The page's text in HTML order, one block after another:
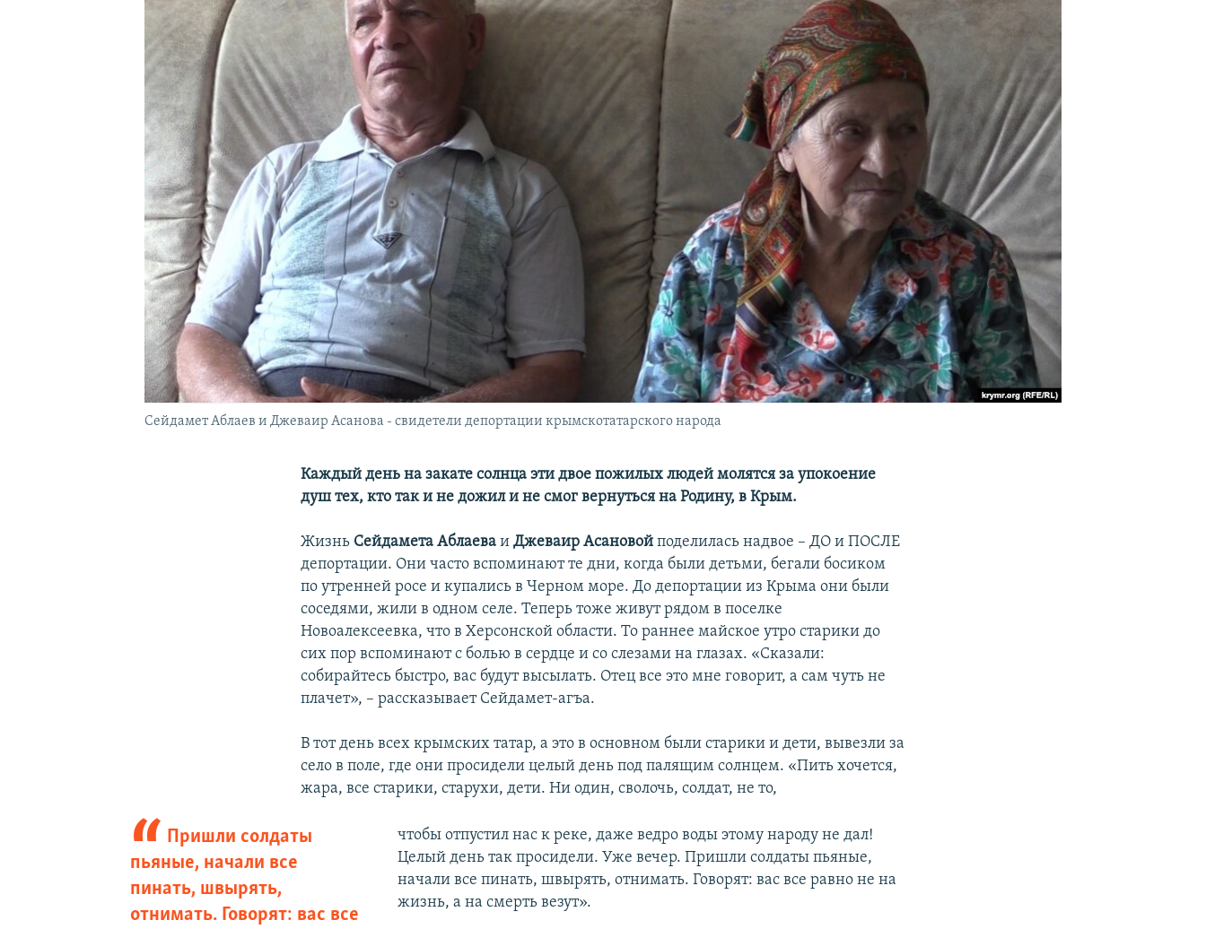
УКРАИНСКАЯ ПРОБЛЕМА КРЫМА
Сейдамет Аблаев и Джеваир Асанова - свидетели депортации крымскотатарского народа
Каждый день на закате солнца эти двое пожилых людей молятся за упокоение
душ тех, кто так и не дожил и не смог вернуться на Родину, в Крым.
Жизнь Сейдамета Аблаева иДжеваир Асановой поделилась надвое – ДО и ПОСЛЕ
депортации. Они часто вспоминают те дни, когда были детьми, бегали босиком
по утренней росе и купались в Черном море. До депортации из Крыма они были
соседями, жили в одном селе. Теперь тоже живут рядом в поселке
Новоалексеевка, что в Херсонской области. То раннее майское утро старики до
сих пор вспоминают с болью в сердце и со слезами на глазах. «Сказали:
собирайтесь быстро, вас будут высылать. Отец все это мне говорит, а сам чуть не
плачет», – рассказывает Сейдамет-агъа.
В тот день всех крымских татар, а это в основном были старики и дети, вывезли за
село в поле, где они просидели целый день под палящим солнцем. «Пить хочется,
жара, все старики, старухи, дети. Ни один, сволочь, солдат, не то,
Пришли солдаты
пьяные, начали все
пинать, швырять,
отнимать. Говорят: вас все
чтобы отпустил нас к реке, даже ведро воды этому народу не дал!
Целый день так просидели. Уже вечер. Пришли солдаты пьяные,
начали все пинать, швырять, отнимать. Говорят: вас все равно не на
жизнь, а на смерть везут».